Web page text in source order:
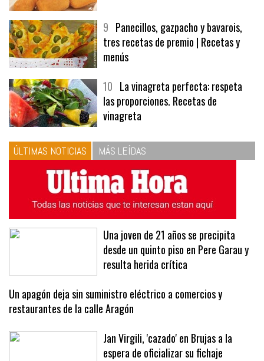
9 Panecillos, gazpacho y bavarois,
tres recetas de premio | Recetas y
menús
10 La vinagreta perfecta: respeta
las proporciones. Recetas de
vinagreta
ÚLTIMAS NOTICIAS MÁS LEÍDAS
Una joven de 21 años se precipita
desde un quinto piso en Pere Garau y
resulta herida crítica
Un apagón deja sin suministro eléctrico a comercios y
restaurantes de la calle Aragón
Jan Virgili, 'cazado' en Brujas a la
espera de oficializar su fichaje